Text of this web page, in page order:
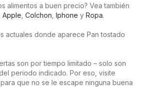
alimentos a buen precio? Vea también
Apple Colchon Iphone y Ropa.
actuales donde aparece Pan tostado
son por tiempo limitado – solo son
periodo indicado. Por eso, visite
que no se le escape ninguna buena